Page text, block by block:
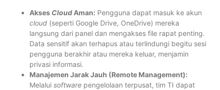
Akses Cloud Aman: Pengguna dapat masuk ke akun
cloud (seperti Google Drive, OneDrive) mereka
langsung dari panel dan mengakses file rapat penting.
Data sensitif akan terhapus atau terlindungi begitu sesi
pengguna berakhir atau mereka keluar, menjamin
privasi informasi.
Manajemen Jarak Jauh (Remote Management):
Melalui software pengelolaan terpusat, tim TI dapat